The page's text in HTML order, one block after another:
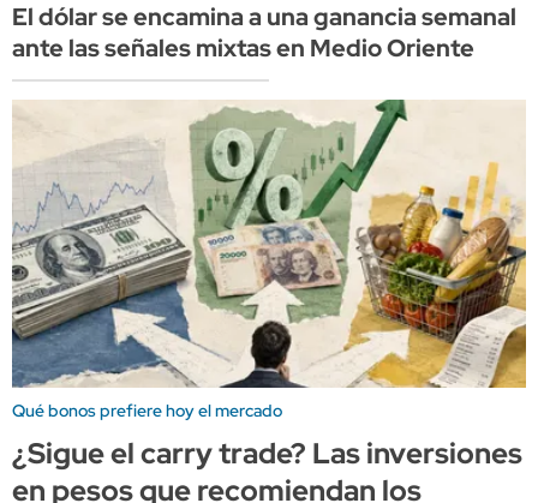
El dólar se encamina a una ganancia semanal
ante las señales mixtas en Medio Oriente
Qué bonos prefiere hoy el mercado
¿Sigue el carry trade? Las inversiones
en pesos que recomiendan los